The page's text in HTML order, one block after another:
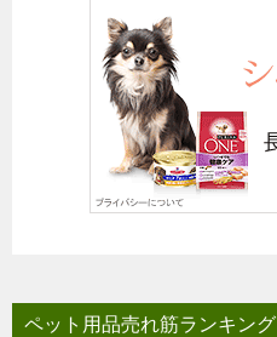
ペット用品売れ筋ランキング